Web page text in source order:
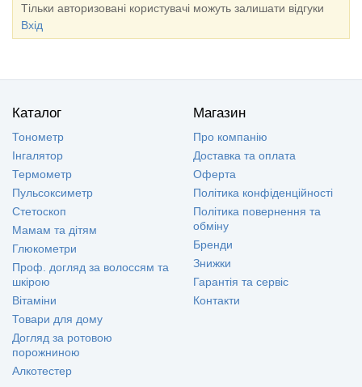
Тільки авторизовані користувачі можуть залишати відгуки
Вхід
Каталог
Тонометр
Інгалятор
Термометр
Пульсоксиметр
Стетоскоп
Мамам та дітям
Глюкометри
Проф. догляд за волоссям та
шкірою
Вітаміни
Товари для дому
Догляд за ротовою
порожниною
Алкотестер
Магазин
Про компанію
Доставка та оплата
Оферта
Політика конфіденційності
Політика повернення та
обміну
Бренди
Знижки
Гарантія та сервіс
Контакти